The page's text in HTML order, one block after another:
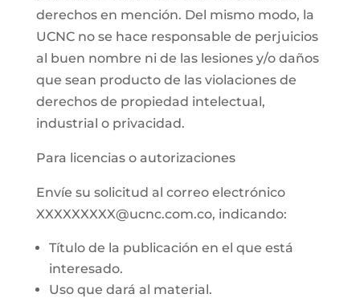
derechos en mención. Del mismo modo, la
UCNC no se hace responsable de perjuicios
al buen nombre ni de las lesiones y/o daños
que sean producto de las violaciones de
derechos de propiedad intelectual,
industrial o privacidad.
Para licencias o autorizaciones
Envíe su solicitud al correo electrónico
XXXXXXXXX@ucnc.com.co, indicando:
Título de la publicación en el que está
interesado.
Uso que dará al material.